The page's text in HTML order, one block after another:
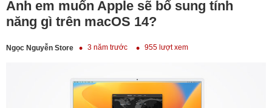
Anh em muốn Apple sẽ bổ sung tính
năng gì trên macOS 14?
Ngọc Nguyễn Store 3 năm trước 955 lượt xem